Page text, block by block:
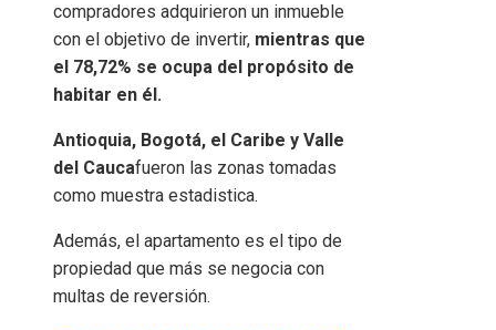
compradores adquirieron un inmueble
con el objetivo de invertir, mientras que
el 78,72% se ocupa del propósito de
habitar en él.
Antioquia, Bogotá, el Caribe y Valle
del Caucafueron las zonas tomadas
como muestra estadistica.
Además, el apartamento es el tipo de
propiedad que más se negocia con
multas de reversión.